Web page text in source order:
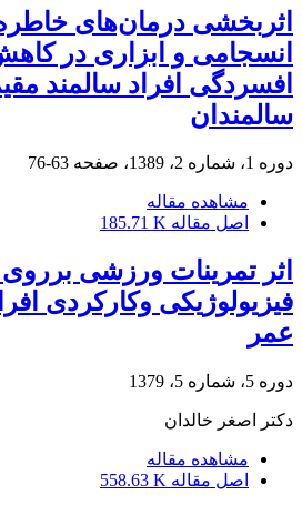
اثربخشی درمان‌های
انسجامی و ابزاری در
افسردگی افراد سالمند
سالمندان
دوره 1، شماره 2، 1389، صفحه 63-76
مشاهده مقاله
اصل مقاله 185.71 K
اثر تمرینات ورزشی
فیزیولوژیکی وکارکردی
عمر
دوره 5، شماره 5، 1379
دکتر اصغر خالدان
مشاهده مقاله
اصل مقاله 558.63 K